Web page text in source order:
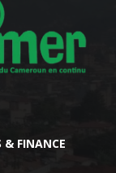
& FINANCE